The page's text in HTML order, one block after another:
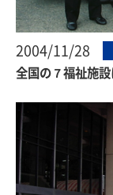
2004/11/28
全国の７福祉施